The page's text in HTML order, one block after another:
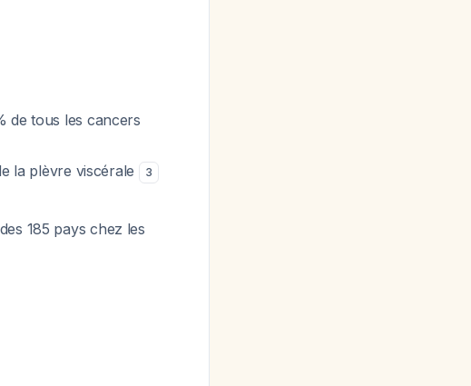
de tous les cancers
la plèvre viscérale 3
185 pays chez les